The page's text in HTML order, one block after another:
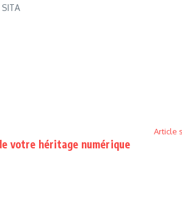
votre héritage numérique
Article